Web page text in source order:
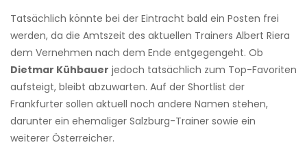
Tatsächlich könnte bei der Eintracht bald ein Posten frei
werden, da die Amtszeit des aktuellen Trainers Albert Riera
dem Vernehmen nach dem Ende entgegengeht. Ob
Dietmar Kühbauer jedoch tatsächlich zum Top-Favoriten
aufsteigt, bleibt abzuwarten. Auf der Shortlist der
Frankfurter sollen aktuell noch andere Namen stehen,
darunter ein ehemaliger Salzburg-Trainer sowie ein
weiterer Österreicher.